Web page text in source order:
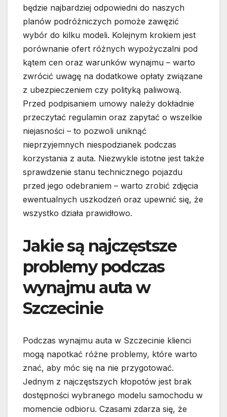
będzie najbardziej odpowiedni do naszych
planów podróżniczych pomoże zawęzić
wybór do kilku modeli. Kolejnym krokiem jest
porównanie ofert różnych wypożyczalni pod
kątem cen oraz warunków wynajmu – warto
zwrócić uwagę na dodatkowe opłaty związane
z ubezpieczeniem czy polityką paliwową.
Przed podpisaniem umowy należy dokładnie
przeczytać regulamin oraz zapytać o wszelkie
niejasności – to pozwoli uniknąć
nieprzyjemnych niespodzianek podczas
korzystania z auta. Niezwykle istotne jest także
sprawdzenie stanu technicznego pojazdu
przed jego odebraniem – warto zrobić zdjęcia
ewentualnych uszkodzeń oraz upewnić się, że
wszystko działa prawidłowo.
Jakie są najczęstsze
problemy podczas
wynajmu auta w
Szczecinie
Podczas wynajmu auta w Szczecinie klienci
mogą napotkać różne problemy, które warto
znać, aby móc się na nie przygotować.
Jednym z najczęstszych kłopotów jest brak
dostępności wybranego modelu samochodu w
momencie odbioru. Czasami zdarza się, że